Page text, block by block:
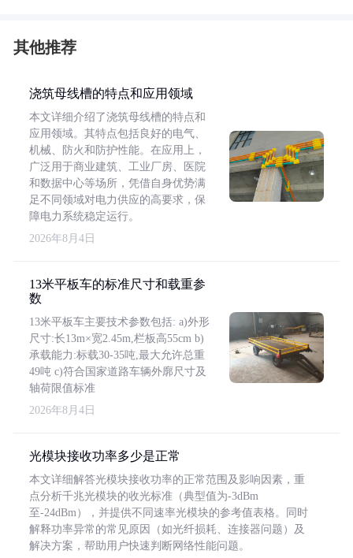
其他推荐
浇筑母线槽的特点和应用领域
本文详细介绍了浇筑母线槽的特点和
应用领域。其特点包括良好的电气、
机械、防火和防护性能。在应用上，
广泛用于商业建筑、工业厂房、医院
和数据中心等场所，凭借自身优势满
足不同领域对电力供应的高要求，保
障电力系统稳定运行。
2026年8月4日
13米平板车的标准尺寸和载重参
数
13米平板车主要技术参数包括: a)外形
尺寸:长13m×宽2.45m,栏板高55cm b)
承载能力:标载30-35吨,最大允许总重
49吨 c)符合国家道路车辆外廓尺寸及
轴荷限值标准
2026年8月4日
光模块接收功率多少是正常
本文详细解答光模块接收功率的正常范围及影响因素，重
点分析千兆光模块的收光标准（典型值为-3dBm
至-24dBm），并提供不同速率光模块的参考值表格。同时
解释功率异常的常见原因（如光纤损耗、连接器问题）及
解决方案，帮助用户快速判断网络性能问题。